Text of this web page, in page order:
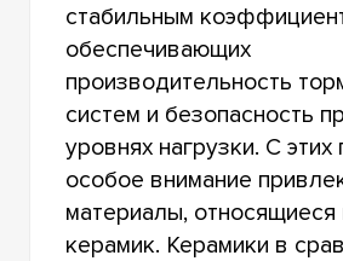
стабильным
обеспечивающих
производительность
систем и безопасность
уровнях нагрузки. С этих
особое внимание
материалы, относящиеся
керамик. Керамики в